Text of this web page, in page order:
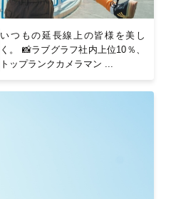
いつもの延長線上の皆様を美し
く。 📸ラブグラフ社内上位10％、
トップランクカメラマン ...